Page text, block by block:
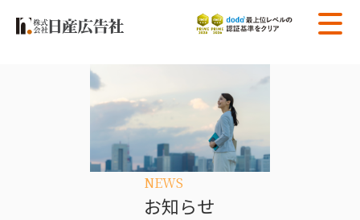
NEWS
お知らせ